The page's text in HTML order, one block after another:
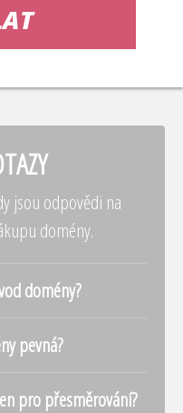
jsou odpovědi na
domény.
domény?
pevná?
pro přesměrování?